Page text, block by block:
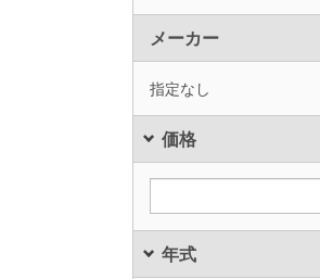
メーカー
指定なし
価格
年式